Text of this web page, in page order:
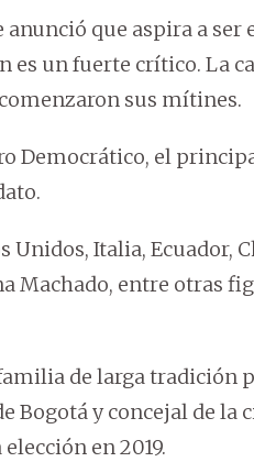
anunció que aspira a
es un fuerte crítico. La
sus mítines.
Democrático, el
Unidos, Italia, Ecuador,
Machado, entre otras
de larga tradición
Bogotá y concejal de la
en 2019.